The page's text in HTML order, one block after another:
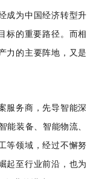
成为中国经济转型升
标的重要路径。而相
力的主要阵地，又是
服务商，先导智能深
能装备、智能物流、
等领域，经过不懈努
起至行业前沿，也为